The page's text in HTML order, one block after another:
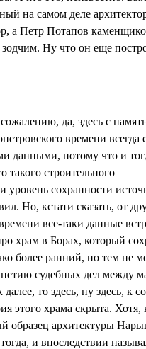
на самом деле
а Петр Потапов
Ну что он еще
да, здесь с
времени всегда
данными, потому что и
такого строительного
уровень сохранности
Но, кстати сказать, от
все-таки данные
храм в Борах, который
более ранний, но тем не
судебных дел между
далее, то здесь, ну здесь, к
этого храма скрыта. Хотя,
образец архитектуры
и впоследствии